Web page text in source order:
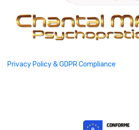
Privacy Policy & GDPR Compliance